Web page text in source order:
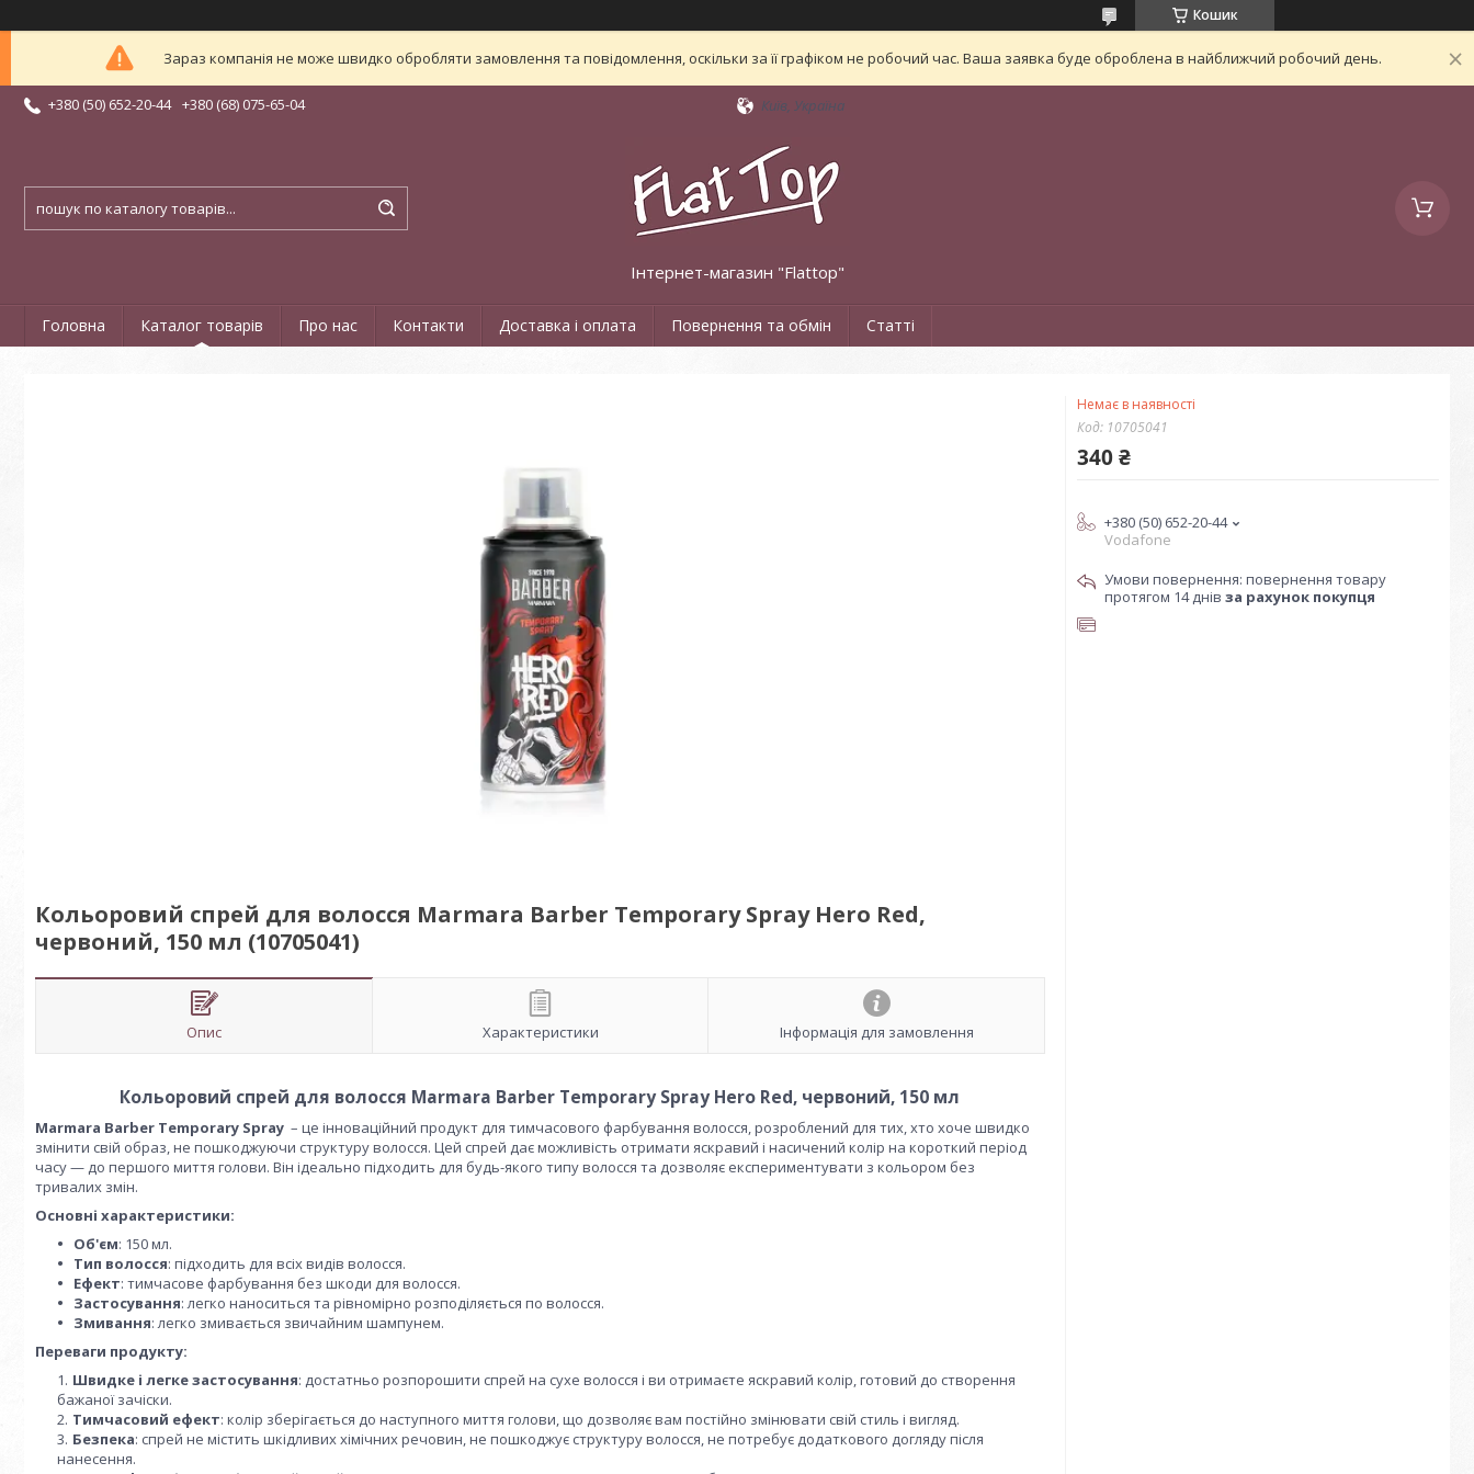
Кошик
Зараз компанія не може швидко обробляти замовлення та повідомлення, оскільки за її графіком не робочий час. Ваша заявка буде оброблена в найближчий робочий день.
+380 (50) 652-20-44 +380 (68) 075-65-04 Київ, Україна
Інтернет-магазин "Flattop"
Головна Каталог товарів Про нас Контакти Доставка і оплата Повернення та обмін Статті
Кольоровий спрей для волосся Marmara Barber Temporary Spray Hero Red,
червоний, 150 мл (10705041)
Опис Характеристики Інформація для замовлення
Кольоровий спрей для волосся Marmara Barber Temporary Spray Hero Red, червоний, 150 мл
Marmara Barber Temporary Spray – це інноваційний продукт для тимчасового фарбування волосся, розроблений для тих, хто хоче швидко
змінити свій образ, не пошкоджуючи структуру волосся. Цей спрей дає можливість отримати яскравий і насичений колір на короткий період
часу — до першого миття голови. Він ідеально підходить для будь-якого типу волосся та дозволяє експериментувати з кольором без
тривалих змін.
Основні характеристики:
Об'єм: 150 мл.
Тип волосся: підходить для всіх видів волосся.
Ефект: тимчасове фарбування без шкоди для волосся.
Застосування: легко наноситься та рівномірно розподіляється по волосся.
Змивання: легко змивається звичайним шампунем.
Переваги продукту:
Швидке і легке застосування: достатньо розпорошити спрей на сухе волосся і ви отримаєте яскравий колір, готовий до створення
бажаної зачіски.
Тимчасовий ефект: колір зберігається до наступного миття голови, що дозволяє вам постійно змінювати свій стиль і вигляд.
Безпека: спрей не містить шкідливих хімічних речовин, не пошкоджує структуру волосся, не потребує додаткового догляду після
нанесення.
Немає в наявності
Код: 10705041
340 ₴
+380 (50) 652-20-44
Vodafone
повернення товару
протягом 14 днів за рахунок покупця